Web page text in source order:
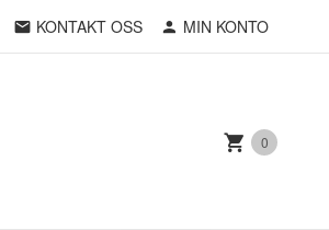
KONTAKT OSS MIN KONTO
0